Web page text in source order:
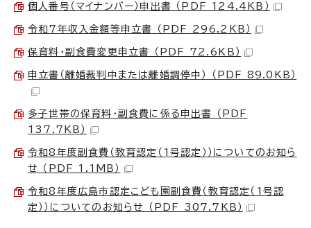
個人番号（マイナンバー）申出書 （PDF 124.4KB）
令和7年収入金額等申立書 （PDF 296.2KB）
保育料・副食費変更申立書 （PDF 72.6KB）
申立書（離婚裁判中または離婚調停中） （PDF 89.0KB）
多子世帯の保育料・副食費に係る申出書 （PDF
137.7KB）
令和8年度副食費（教育認定（1号認定））についてのお知ら
せ （PDF 1.1MB）
令和8年度広島市認定こども園副食費（教育認定（1号認
定））についてのお知らせ （PDF 307.7KB）